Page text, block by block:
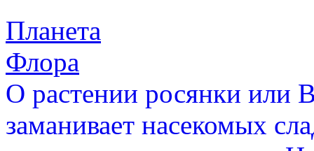
Планета
Флора
О растении росянки или
заманивает насекомых